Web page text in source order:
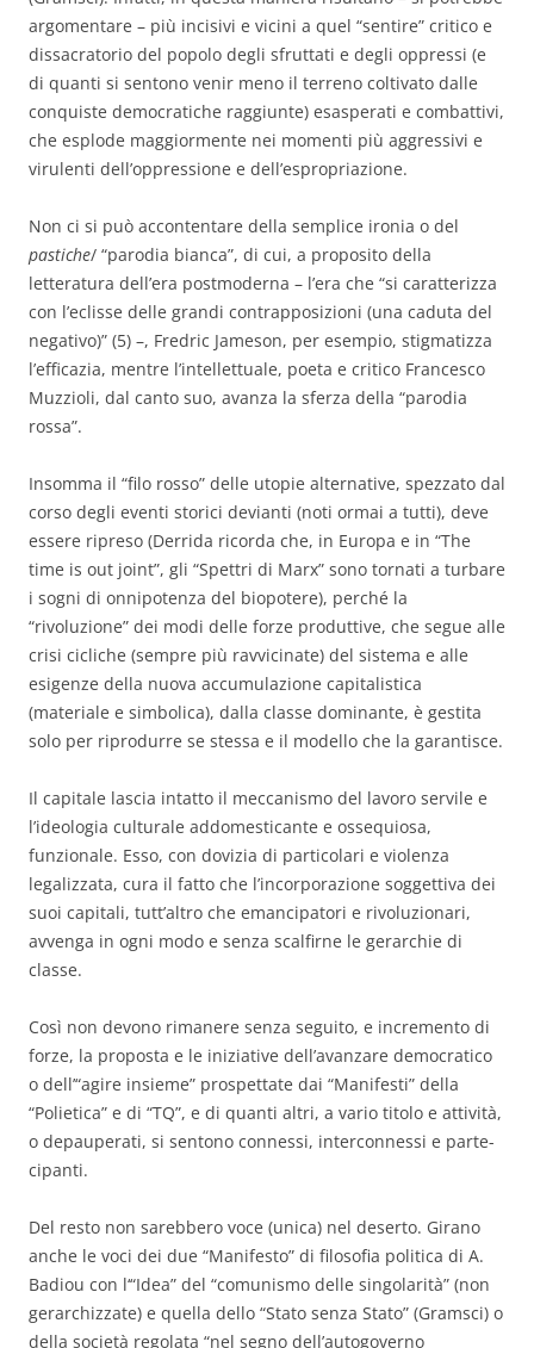
argomentare – più incisivi e vicini a quel “sentire” critico e
dissacratorio del popolo degli sfruttati e degli oppressi (e
di quanti si sentono venir meno il terreno coltivato dalle
conquiste democratiche raggiunte) esasperati e combattivi,
che esplode maggiormente nei momenti più aggressivi e
virulenti dell’oppressione e dell’espropriazione.
Non ci si può accontentare della semplice ironia o del
pastiche/ “parodia bianca”, di cui, a proposito della
letteratura dell’era postmoderna – l’era che “si caratterizza
con l’eclisse delle grandi contrapposizioni (una caduta del
negativo)” (5) –, Fredric Jameson, per esempio, stigmatizza
l’efficazia, mentre l’intellettuale, poeta e critico Francesco
Muzzioli, dal canto suo, avanza la sferza della “parodia
rossa”.
Insomma il “filo rosso” delle utopie alternative, spezzato dal
corso degli eventi storici devianti (noti ormai a tutti), deve
essere ripreso (Derrida ricorda che, in Europa e in “The
time is out joint”, gli “Spettri di Marx” sono tornati a turbare
i sogni di onnipotenza del biopotere), perché la
“rivoluzione” dei modi delle forze produttive, che segue alle
crisi cicliche (sempre più ravvicinate) del sistema e alle
esigenze della nuova accumulazione capitalistica
(materiale e simbolica), dalla classe dominante, è gestita
solo per riprodurre se stessa e il modello che la garantisce.
Il capitale lascia intatto il meccanismo del lavoro servile e
l’ideologia culturale addomesticante e ossequiosa,
funzionale. Esso, con dovizia di particolari e violenza
legalizzata, cura il fatto che l’incorporazione soggettiva dei
suoi capitali, tutt’altro che emancipatori e rivoluzionari,
avvenga in ogni modo e senza scalfirne le gerarchie di
classe.
Così non devono rimanere senza seguito, e incremento di
forze, la proposta e le iniziative dell’avanzare democratico
o dell’“agire insieme” prospettate dai “Manifesti” della
“Polietica” e di “TQ”, e di quanti altri, a vario titolo e attività,
o depauperati, si sentono connessi, interconnessi e parte-
cipanti.
Del resto non sarebbero voce (unica) nel deserto. Girano
anche le voci dei due “Manifesto” di filosofia politica di A.
Badiou con l‘“Idea” del “comunismo delle singolarità” (non
gerarchizzate) e quella dello “Stato senza Stato” (Gramsci) o
della società regolata “nel segno dell’autogoverno